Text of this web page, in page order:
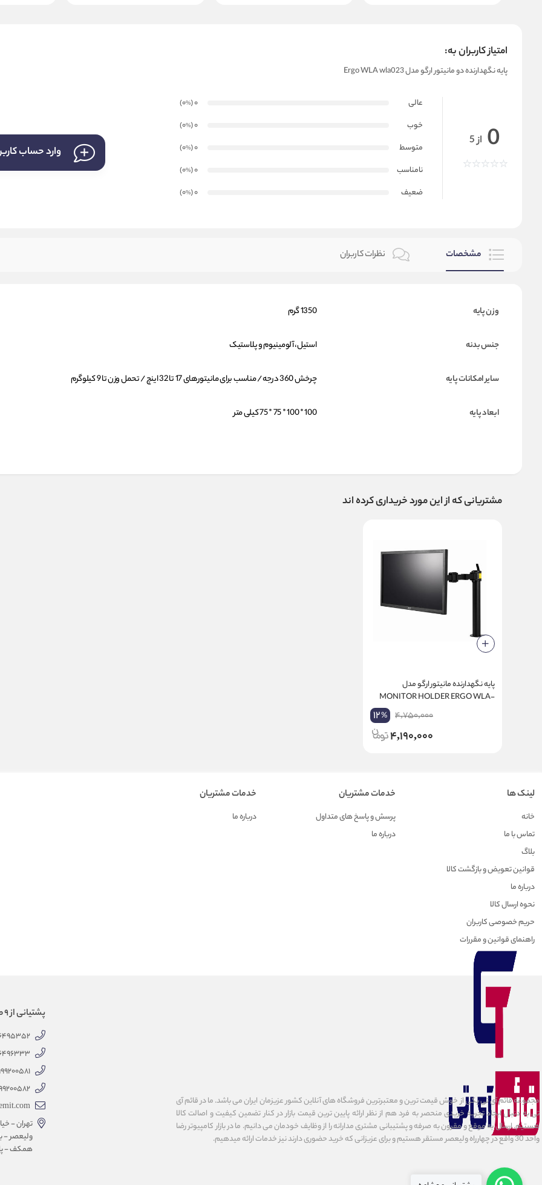
امتیاز کاربران به:
پایه نگهدارنده دو مانیتور ارگو مدل Ergo WLA wla023
0 از 5
عالی 0
(0
%
)
خوب
0
(0
%
)
متوسط
0
(0
%
)
نامناسب
0
(0
%
)
ضعیف
0
(0
%
)
وارد حساب
مشخصات نظرات کاربران
وزن پایه 1350 گرم
جنس بدنه استیل، آلومینیوم و پلاستیک
سایر امکانات پایه چرخش 360 درجه / مناسب برای مانیتورهای 17 تا 32 اینچ / تحمل وزن تا 9 کیلوگرم
ابعاد پایه 100 * 100 * 75 * 75 کیلی متر
مشتریانی که از این مورد خریداری کرده اند
پایه نگهدارنده مانیتور ارگو مدل
MONITOR HOLDER ERGO WLA-
4,750,000
12%
4,190,000
لینک ها
خانه
تماس با ما
بلاگ
قوانین تعویض و بازگشت کالا
درباره ما
نحوه ارسال کالا
حریم خصوصی کاربران
راهنمای قوانین و مقررات
خدمات مشتریان
پرسش و پاسخ های متداول
درباره ما
خدمات مشتریان
درباره ما
مجموعه قائم آی تی یکی از خوش قیمت ترین و معتبرترین فروشگاه های آنلاین کشور عزیزمان ایران می باشد. ما در قائم آی
تی به دنبال ایجاد تجربه خریدی منحصر به فرد هم از نظر ارائه پایین ترین قیمت بازار در کنار تضمین کیفیت و اصالت کالا
هستیم. ارسال به موقع و مقرون به صرفه و پشتیبانی مشتری مدارانه را از وظایف خودمان می دانیم. ما در بازار کامپیوتر رضا
واحد 30 واقع در چهارراه ولیعصر مستقر هستیم و برای عزیزانی که خرید حضوری دارند نیز خدمات ارائه میدهیم.
پشتیانی از 9 صبح الی 18 عصر
تهران -
ولیعصر -
همکف -